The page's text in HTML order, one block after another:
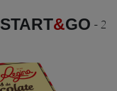
START&GO - 2